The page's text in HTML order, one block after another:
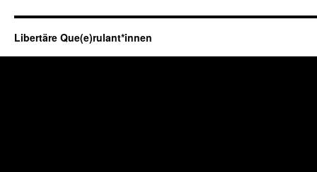
Libertäre Que(e)rulant*innen